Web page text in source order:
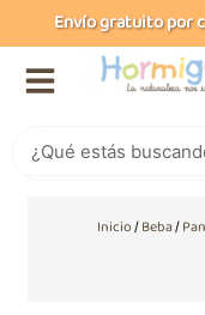
al
contenido
Envío gratuito por
Inicio/Beba/